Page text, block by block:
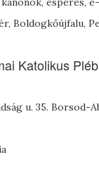
Boldogkőújfalu,
Katolikus
u. 35. Borsod-